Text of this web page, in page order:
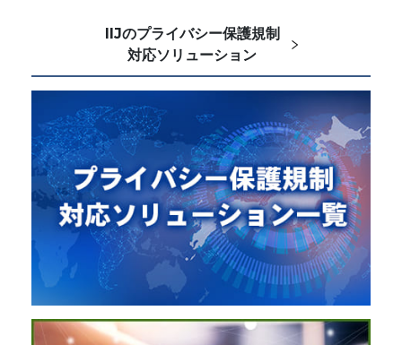
IIJのプライバシー保護規制
対応ソリューション